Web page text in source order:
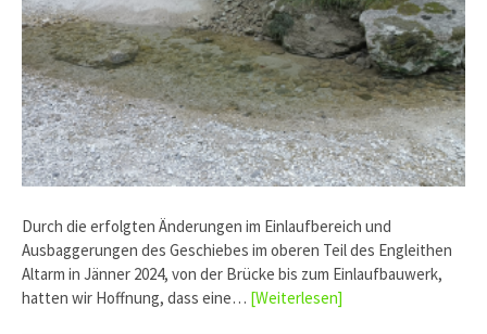
Durch die erfolgten Änderungen im Einlaufbereich und
Ausbaggerungen des Geschiebes im oberen Teil des Engleithen
Altarm in Jänner 2024, von der Brücke bis zum Einlaufbauwerk,
hatten wir Hoffnung, dass eine… [Weiterlesen]